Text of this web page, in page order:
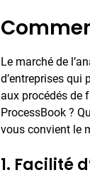
Le marché de
d’entreprises qui
aux procédés de
ProcessBook ?
vous convient le
1. Facilité